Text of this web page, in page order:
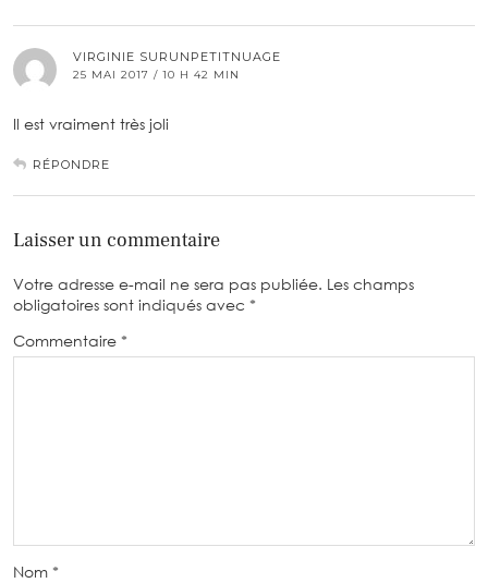
VIRGINIE SURUNPETITNUAGE
25 MAI 2017 / 10 H 42 MIN
Il est vraiment très joli
RÉPONDRE
Laisser un commentaire
Votre adresse e-mail ne sera pas publiée. Les champs
obligatoires sont indiqués avec *
Commentaire *
Nom *